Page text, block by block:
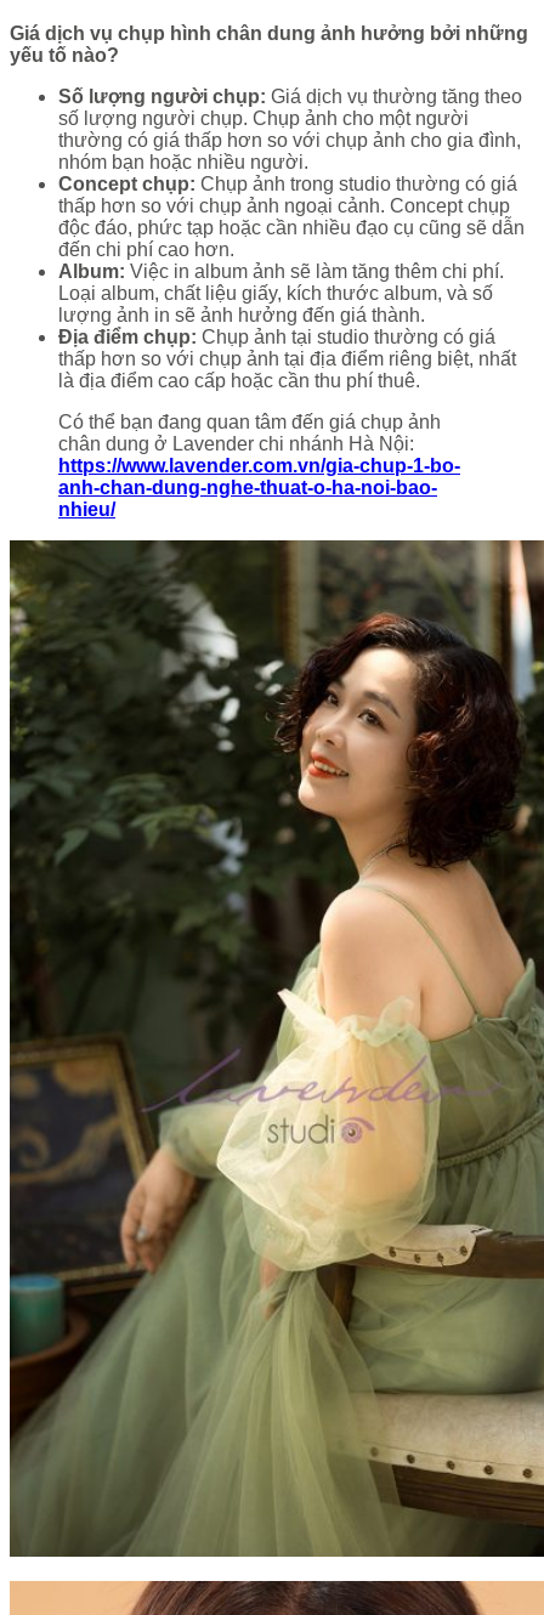
Giá dịch vụ chụp hình chân dung ảnh hưởng bởi những
yếu tố nào?
Số lượng người chụp: Giá dịch vụ thường tăng theo
số lượng người chụp. Chụp ảnh cho một người
thường có giá thấp hơn so với chụp ảnh cho gia đình,
nhóm bạn hoặc nhiều người.
Concept chụp: Chụp ảnh trong studio thường có giá
thấp hơn so với chụp ảnh ngoại cảnh. Concept chụp
độc đáo, phức tạp hoặc cần nhiều đạo cụ cũng sẽ dẫn
đến chi phí cao hơn.
Album: Việc in album ảnh sẽ làm tăng thêm chi phí.
Loại album, chất liệu giấy, kích thước album, và số
lượng ảnh in sẽ ảnh hưởng đến giá thành.
Địa điểm chụp: Chụp ảnh tại studio thường có giá
thấp hơn so với chụp ảnh tại địa điểm riêng biệt, nhất
là địa điểm cao cấp hoặc cần thu phí thuê.
Có thể bạn đang quan tâm đến giá chụp ảnh
chân dung ở Lavender chi nhánh Hà Nội:
https://www.lavender.com.vn/gia-chup-1-bo-
anh-chan-dung-nghe-thuat-o-ha-noi-bao-
nhieu/